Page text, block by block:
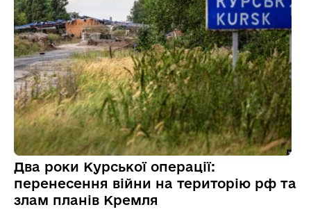
Два роки Курської операції:
перенесення війни на територію рф та
злам планів Кремля